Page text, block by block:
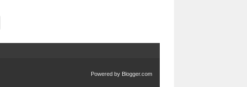
Powered by Blogger.com